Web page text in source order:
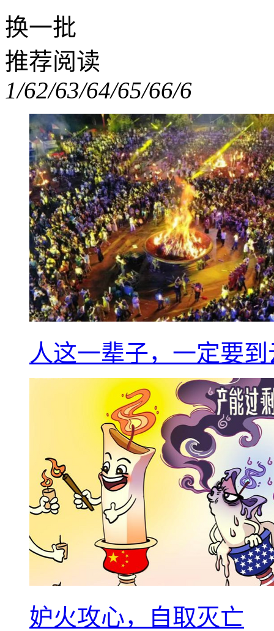
换一批
推荐阅读
1/62/63/64/65/66/6
人这一辈子，一定要
妒火攻心，自取灭亡